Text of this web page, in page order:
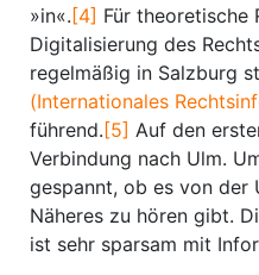
»in«. [4] Für theoretische
Digitalisierung des
regelmäßig in Salzburg
(Internationales
führend. [5] Auf den
Verbindung nach Ulm.
gespannt, ob es von der
Näheres zu hören gibt.
ist sehr sparsam mit